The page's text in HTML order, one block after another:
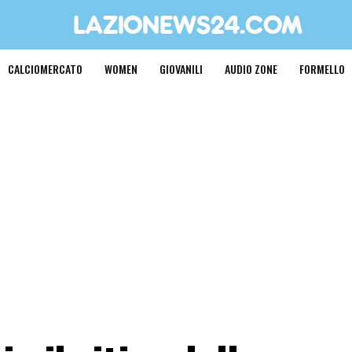
CALCIOMERCATO WOMEN GIOVANILI AUDIO ZONE FORMELLO